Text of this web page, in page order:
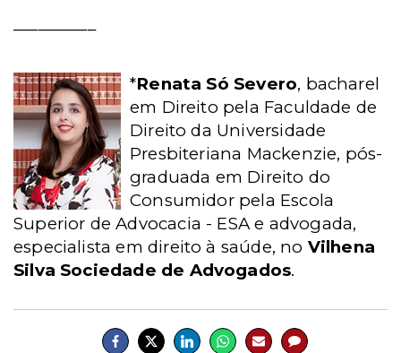
*Renata Só Severo, bacharel
em Direito pela Faculdade de
Direito da Universidade
Presbiteriana Mackenzie, pós-
graduada em Direito do
Consumidor pela Escola
Superior de Advocacia - ESA e advogada,
especialista em direito à saúde, no Vilhena
Silva Sociedade de Advogados.